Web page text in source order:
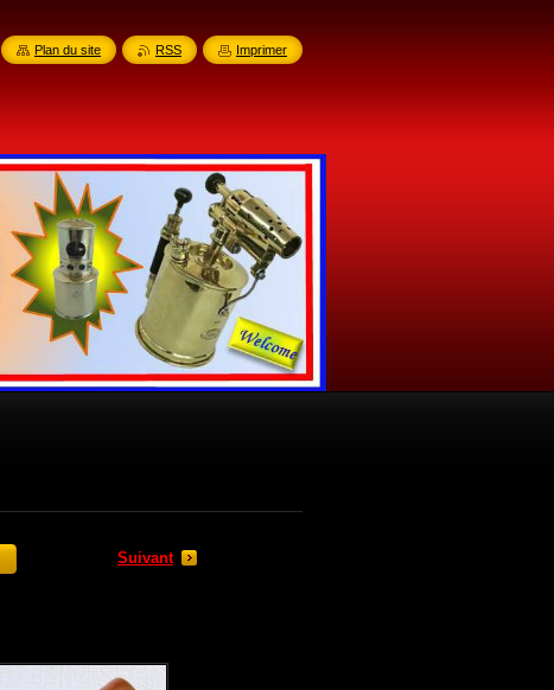
Suivant
Plan du site RSS Imprimer